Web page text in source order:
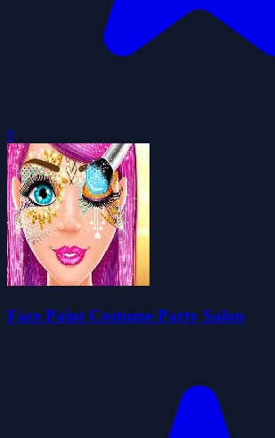
0
Face Paint Costume Party Salon